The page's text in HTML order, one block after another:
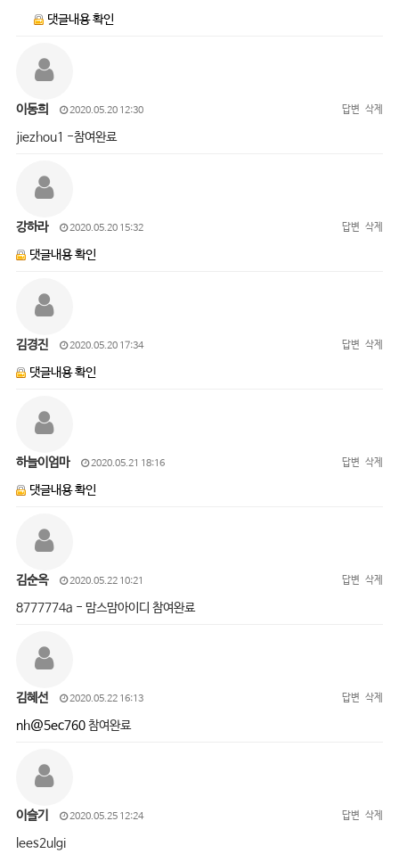
댓글내용 확인
이동희 2020.05.20 12:30 답변 삭제
jiezhou1 -참여완료
강하라 2020.05.20 15:32 답변 삭제
댓글내용 확인
김경진 2020.05.20 17:34 답변 삭제
댓글내용 확인
하늘이엄마 2020.05.21 18:16 답변 삭제
댓글내용 확인
김순옥 2020.05.22 10:21 답변 삭제
8777774a - 맘스맘아이디 참여완료
김혜선 2020.05.22 16:13 답변 삭제
nh@5ec760참여완료
이슬기 2020.05.25 12:24 답변 삭제
lees2ulgi